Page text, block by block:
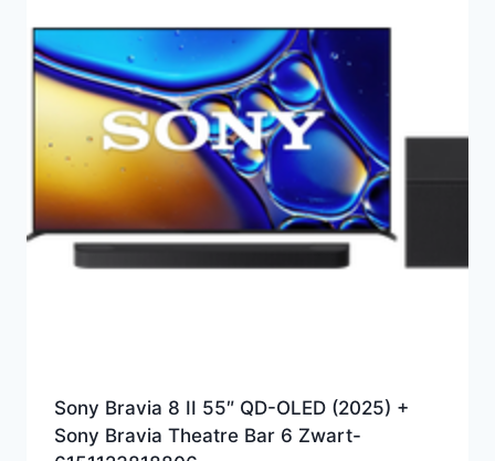
Sony Bravia 8 II 55″ QD-OLED (2025) +
Sony Bravia Theatre Bar 6 Zwart-